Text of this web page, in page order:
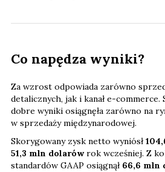
Co napędza wyniki?
Za wzrost odpowiada zarówno
detalicznych, jak i kanał e-commerce.
dobre wyniki osiągnęła zarówno na
w sprzedaży międzynarodowej.
Skorygowany zysk netto wyniósł
51,3 mln dolarówrok wcześniej. Z
standardów GAAP osiągnął 66,6 mln